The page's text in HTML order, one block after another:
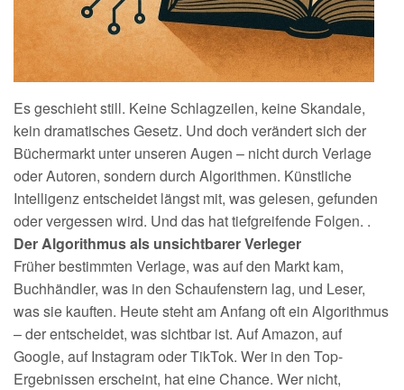
Es geschieht still. Keine Schlagzeilen, keine Skandale,
kein dramatisches Gesetz. Und doch verändert sich der
Büchermarkt unter unseren Augen – nicht durch Verlage
oder Autoren, sondern durch Algorithmen. Künstliche
Intelligenz entscheidet längst mit, was gelesen, gefunden
oder vergessen wird. Und das hat tiefgreifende Folgen. .
Der Algorithmus als unsichtbarer Verleger
Früher bestimmten Verlage, was auf den Markt kam,
Buchhändler, was in den Schaufenstern lag, und Leser,
was sie kauften. Heute steht am Anfang oft ein Algorithmus
– der entscheidet, was sichtbar ist. Auf Amazon, auf
Google, auf Instagram oder TikTok. Wer in den Top-
Ergebnissen erscheint, hat eine Chance. Wer nicht,